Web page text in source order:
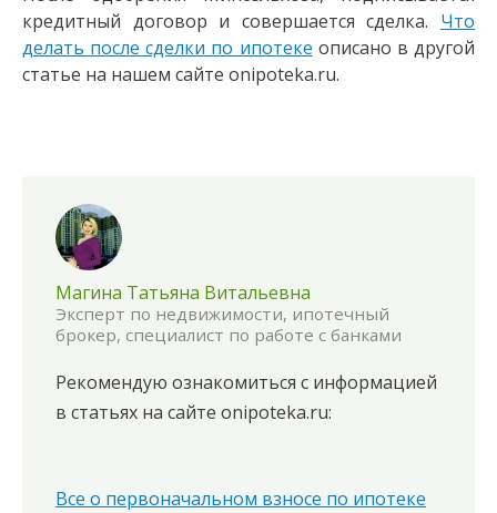
кредитный договор и совершается сделка. Что
делать после сделки по ипотеке описано в другой
статье на нашем сайте onipoteka.ru.
Магина Татьяна Витальевна
Эксперт по недвижимости, ипотечный
брокер, специалист по работе с банками
Рекомендую ознакомиться с информацией
в статьях на сайте onipoteka.ru:
Все о первоначальном взносе по ипотеке